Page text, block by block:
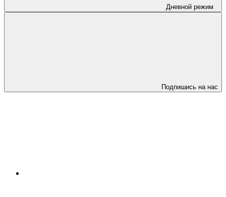
Дневной режим
Подпишись на нас